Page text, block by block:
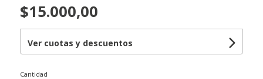
$15.000,00
Ver cuotas y descuentos
Cantidad